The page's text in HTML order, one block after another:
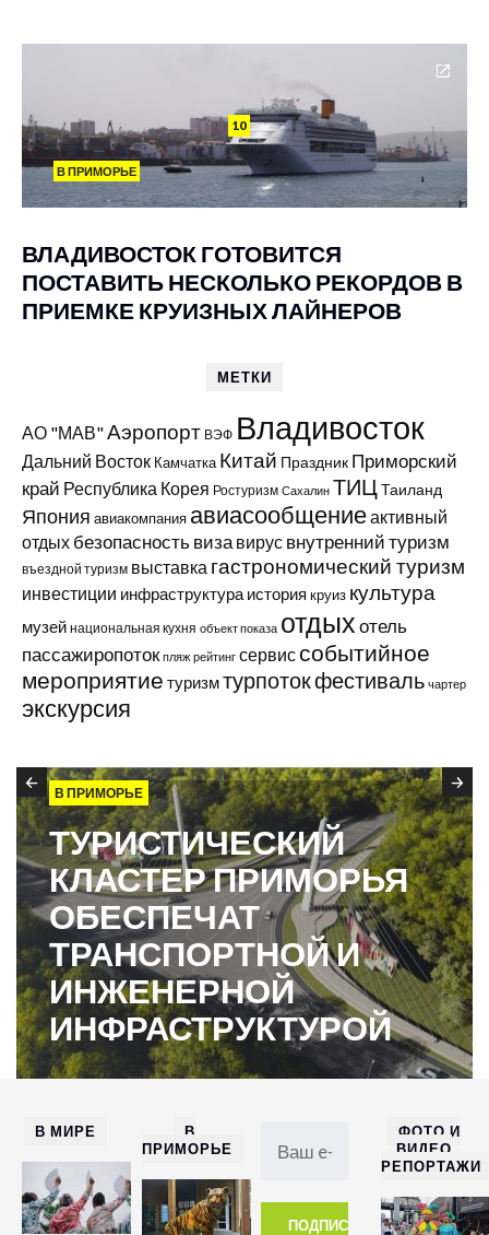
10
В ПРИМОРЬЕ
ВЛАДИВОСТОК ГОТОВИТСЯ
ПОСТАВИТЬ НЕСКОЛЬКО РЕКОРДОВ В
ПРИЕМКЕ КРУИЗНЫХ ЛАЙНЕРОВ
МЕТКИ
АО "МАВ"Аэропорт ВЭФ Владивосток
Дальний Восток Камчатка Китай Праздник Приморский
край Республика Корея Ростуризм Сахалин ТИЦТаиланд
Япония авиакомпания авиасообщениеактивный
отдых безопасность виза вирус внутренний туризм
въездной туризм выставка гастрономический туризм
инвестиции инфраструктура история круиз культура
музей национальная кухня объект показа отдыхотель
пассажиропоток пляж рейтинг сервис событийное
мероприятие туризмтурпотокфестиваль чартер
экскурсия
В ПРИМОРЬЕ
ТУРИСТИЧЕСКИЙ
КЛАСТЕР ПРИМОРЬЯ
ОБЕСПЕЧАТ
ТРАНСПОРТНОЙ И
ИНЖЕНЕРНОЙ
ИНФРАСТРУКТУРОЙ
В МИРЕ
В
ПРИМОРЬЕ
ФОТО И
ВИДЕО
РЕПОРТАЖИ